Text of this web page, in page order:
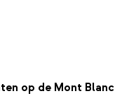
op de Mont Blanc